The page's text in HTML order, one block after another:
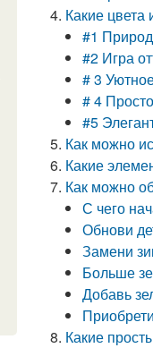
Какие
#1
#2 Игра
# 3
# 4
#5
Как можно
Какие
Как можно
С чего
Обнови
Замени
Больше
Добавь
Какие